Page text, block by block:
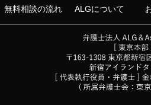
無料相談の流れ ALGについて